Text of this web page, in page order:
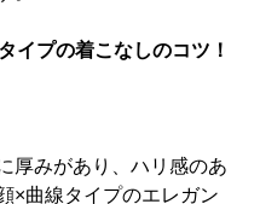
イプの着こなしのコツ！
厚みがあり、ハリ感のあ
×曲線タイプのエレガン